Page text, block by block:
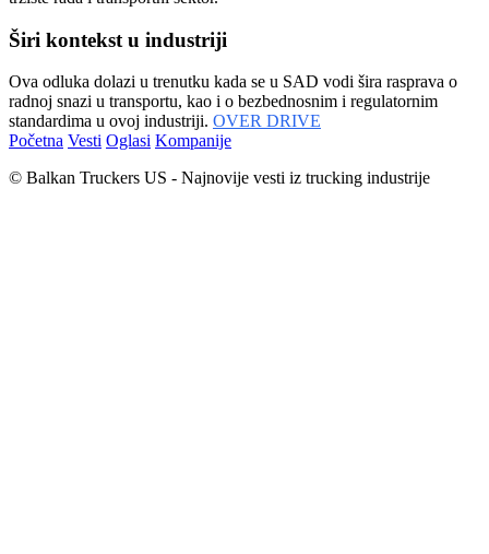
Širi kontekst u industriji
Ova odluka dolazi u trenutku kada se u SAD vodi šira rasprava o
radnoj snazi u transportu, kao i o bezbednosnim i regulatornim
standardima u ovoj industriji. OVER DRIVE
Početna Vesti Oglasi Kompanije
© Balkan Truckers US - Najnovije vesti iz trucking industrije